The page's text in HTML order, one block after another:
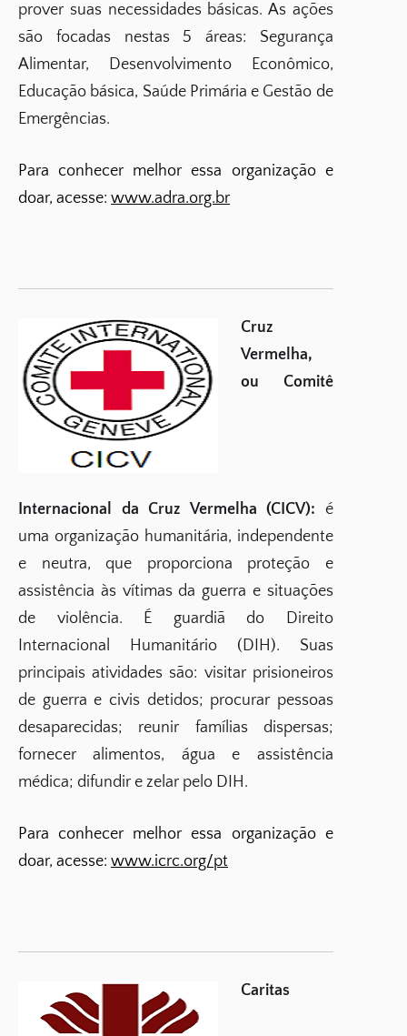
prover suas necessidades básicas. As ações
são focadas nestas 5 áreas: Segurança
Alimentar, Desenvolvimento Econômico,
Educação básica, Saúde Primária e Gestão de
Emergências.
Para conhecer melhor essa organização e
doar, acesse: www.adra.org.br
Cruz
Vermelha,
ou Comitê
Internacional da Cruz Vermelha (CICV): é
uma organização humanitária, independente
e neutra, que proporciona proteção e
assistência às vítimas da guerra e situações
de violência. É guardiã do Direito
Internacional Humanitário (DIH). Suas
principais atividades são: visitar prisioneiros
de guerra e civis detidos; procurar pessoas
desaparecidas; reunir famílias dispersas;
fornecer alimentos, água e assistência
médica; difundir e zelar pelo DIH.
Para conhecer melhor essa organização e
doar, acesse: www.icrc.org/pt
Caritas